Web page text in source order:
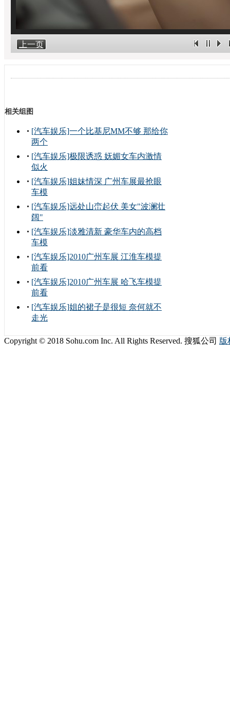
上一页
相关组图
[汽车娱乐]一个比基尼MM不够 那给你
两个
[汽车娱乐]极限诱惑 妩媚女车内激情
似火
[汽车娱乐]姐妹情深 广州车展最抢眼
车模
[汽车娱乐]远处山峦起伏 美女"波澜壮
阔"
[汽车娱乐]淡雅清新 豪华车内的高档
车模
[汽车娱乐]2010广州车展 江淮车模提
前看
[汽车娱乐]2010广州车展 哈飞车模提
前看
[汽车娱乐]姐的裙子是很短 奈何就不
走光
Copyright © 2018 Sohu.com Inc. All Rights Reserved. 搜狐公司 版